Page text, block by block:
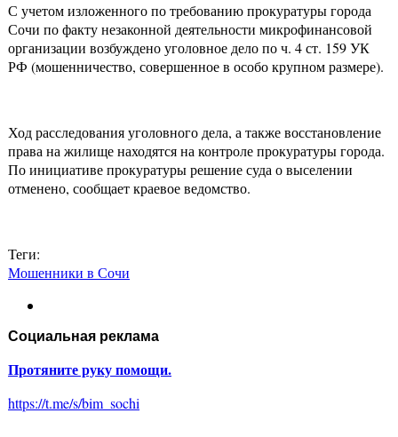
С учетом изложенного по требованию прокуратуры города
Сочи по факту незаконной деятельности микрофинансовой
организации возбуждено уголовное дело по ч. 4 ст. 159 УК
РФ (мошенничество, совершенное в особо крупном размере).
Ход расследования уголовного дела, а также восстановление
права на жилище находятся на контроле прокуратуры города.
По инициативе прокуратуры решение суда о выселении
отменено, сообщает краевое ведомство.
Теги:
Мошенники в Сочи
Социальная реклама
Протяните руку помощи.
https://t.me/s/bim_sochi